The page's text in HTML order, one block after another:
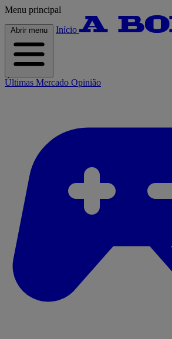
Menu principal
Abrir menu Início
Últimas Mercado Opinião